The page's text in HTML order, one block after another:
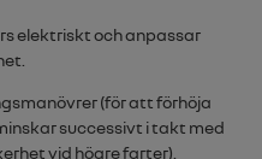
elektriskt och anpassar
(för att förhöja
successivt i takt med
vid högre farter).